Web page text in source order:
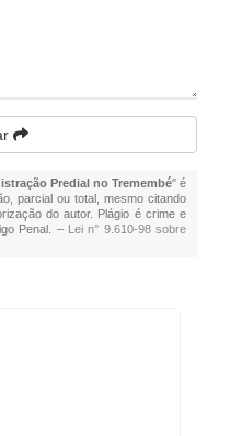
Predial no Tremembé" é
parcial ou total, mesmo citando
do autor. Plágio é crime e
Penal. – Lei n° 9.610-98 sobre